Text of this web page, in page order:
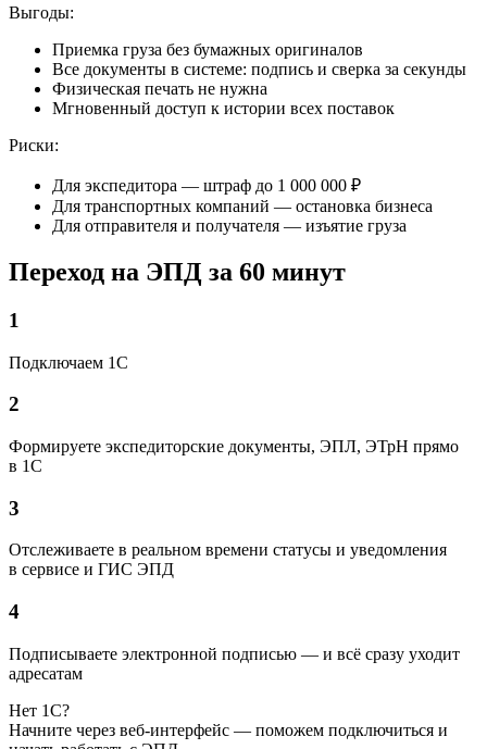
Выгоды:
Приемка груза без бумажных оригиналов
Все документы в системе: подпись и сверка за секунды
Физическая печать не нужна
Мгновенный доступ к истории всех поставок
Риски:
Для экспедитора — штраф до 1 000 000 ₽
Для транспортных компаний — остановка бизнеса
Для отправителя и получателя — изъятие груза
Переход на ЭПД за 60 минут
1
Подключаем 1С
2
Формируете экспедиторские документы, ЭПЛ, ЭТрН прямо
в 1С
3
Отслеживаете в реальном времени статусы и уведомления
в сервисе и ГИС ЭПД
4
Подписываете электронной подписью — и всё сразу уходит
адресатам
Нет 1С?
Начните через веб-интерфейс — поможем подключиться и